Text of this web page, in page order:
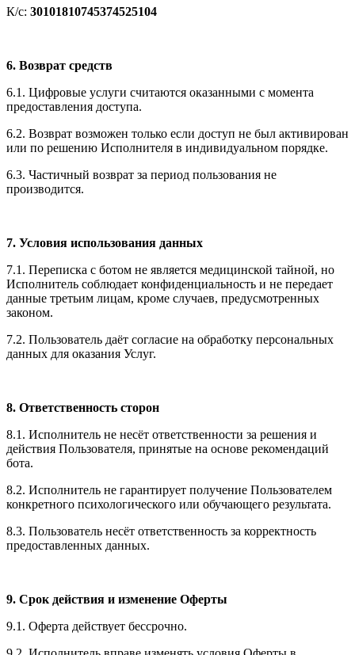
К/с: 30101810745374525104
6. Возврат средств
6.1. Цифровые услуги считаются оказанными с момента
предоставления доступа.
6.2. Возврат возможен только если доступ не был активирован
или по решению Исполнителя в индивидуальном порядке.
6.3. Частичный возврат за период пользования не
производится.
7. Условия использования данных
7.1. Переписка с ботом не является медицинской тайной, но
Исполнитель соблюдает конфиденциальность и не передает
данные третьим лицам, кроме случаев, предусмотренных
законом.
7.2. Пользователь даёт согласие на обработку персональных
данных для оказания Услуг.
8. Ответственность сторон
8.1. Исполнитель не несёт ответственности за решения и
действия Пользователя, принятые на основе рекомендаций
бота.
8.2. Исполнитель не гарантирует получение Пользователем
конкретного психологического или обучающего результата.
8.3. Пользователь несёт ответственность за корректность
предоставленных данных.
9. Срок действия и изменение Оферты
9.1. Оферта действует бессрочно.